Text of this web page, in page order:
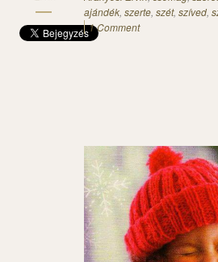
ajándék, szerte, szét, szíved,
1 Comment